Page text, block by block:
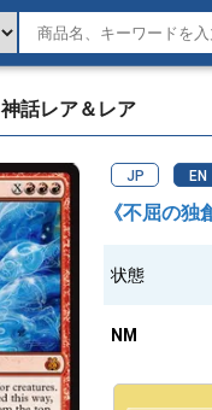
神話レア＆レア
JP EN
《不屈の
状態
NM